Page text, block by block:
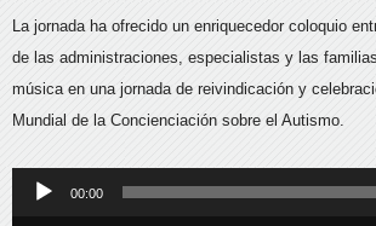
La jornada ha ofrecido un enriquecedor coloquio
de las administraciones, especialistas y las
música en una jornada de reivindicación y
Mundial de la Concienciación sobre el Autismo.
Reproductor
00:00